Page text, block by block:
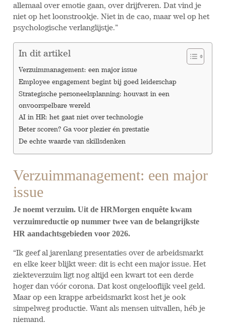
allemaal over emotie gaan, over drijfveren. Dat vind je
niet op het loonstrookje. Niet in de cao, maar wel op het
psychologische verlanglijstje.”
In dit artikel
Verzuimmanagement: een major issue
Employee engagement begint bij goed leiderschap
Strategische personeelsplanning: houvast in een
onvoorspelbare wereld
AI in HR: het gaat niet over technologie
Beter scoren? Ga voor plezier én prestatie
De echte waarde van skillsdenken
Verzuimmanagement: een major
issue
Je noemt verzuim. Uit de HRMorgen enquête kwam
verzuimreductie op nummer twee van de belangrijkste
HR aandachtsgebieden voor 2026.
“Ik geef al jarenlang presentaties over de arbeidsmarkt
en elke keer blijkt weer: dit is echt een major issue. Het
ziekteverzuim ligt nog altijd een kwart tot een derde
hoger dan vóór corona. Dat kost ongelooflijk veel geld.
Maar op een krappe arbeidsmarkt kost het je ook
simpelweg productie. Want als mensen uitvallen, héb je
niemand.